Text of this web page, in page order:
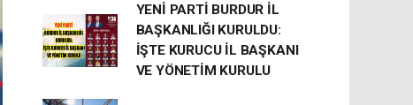
YENİ PARTİ BURDUR İL
BAŞKANLIĞI KURULDU:
İŞTE KURUCU İL BAŞKANI
VE YÖNETİM KURULU